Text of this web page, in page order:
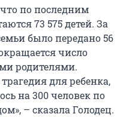
по последним
73 575 детей. За
было передано 56
число
родителями.
для ребенка,
на 300 человек по
– сказала Голодец.